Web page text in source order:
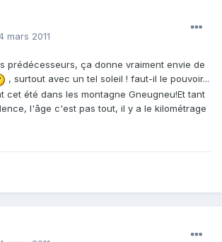
mars 2011
prédécesseurs, ça donne vraiment envie de
, surtout avec un tel soleil ! faut-il le pouvoir...
cet été dans les montagne Gneugneu!Et tant
l'âge c'est pas tout, il y a le kilométrage